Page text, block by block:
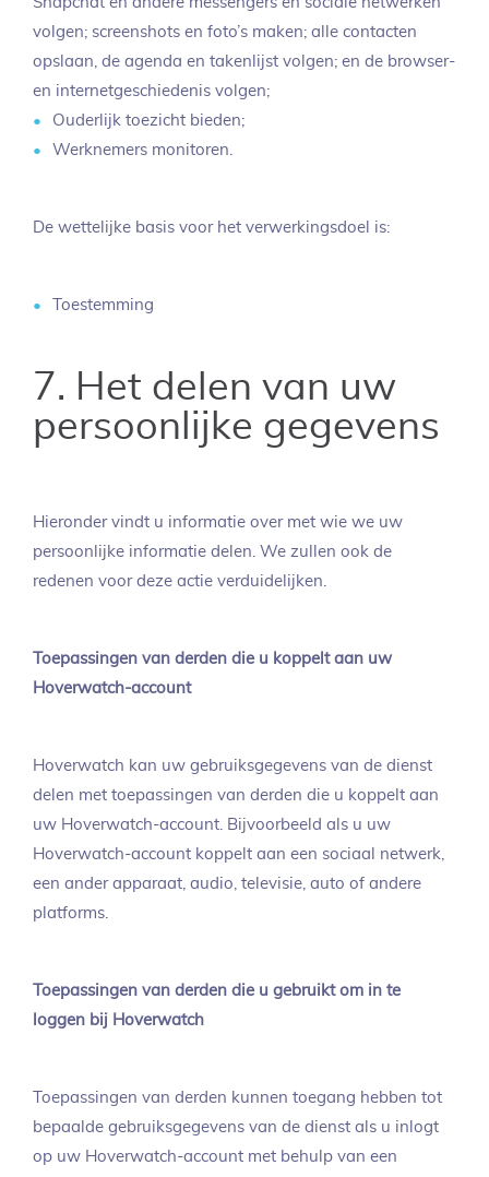
volgen; screenshots en foto’s maken; alle contacten
opslaan, de agenda en takenlijst volgen; en de browser-
en internetgeschiedenis volgen;
Ouderlijk toezicht bieden;
Werknemers monitoren.
De wettelijke basis voor het verwerkingsdoel is:
Toestemming
7. Het delen van uw
persoonlijke gegevens
Hieronder vindt u informatie over met wie we uw
persoonlijke informatie delen. We zullen ook de
redenen voor deze actie verduidelijken.
Toepassingen van derden die u koppelt aan uw
Hoverwatch-account
Hoverwatch kan uw gebruiksgegevens van de dienst
delen met toepassingen van derden die u koppelt aan
uw Hoverwatch-account. Bijvoorbeeld als u uw
Hoverwatch-account koppelt aan een sociaal netwerk,
een ander apparaat, audio, televisie, auto of andere
platforms.
Toepassingen van derden die u gebruikt om in te
loggen bij Hoverwatch
Toepassingen van derden kunnen toegang hebben tot
bepaalde gebruiksgegevens van de dienst als u inlogt
op uw Hoverwatch-account met behulp van een